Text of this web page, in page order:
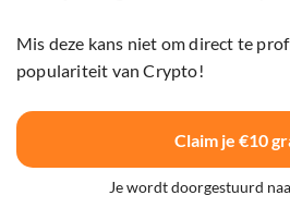
Mis deze kans niet om direct te
populariteit van Crypto!
Claim je €10
Je wordt doorgestuurd